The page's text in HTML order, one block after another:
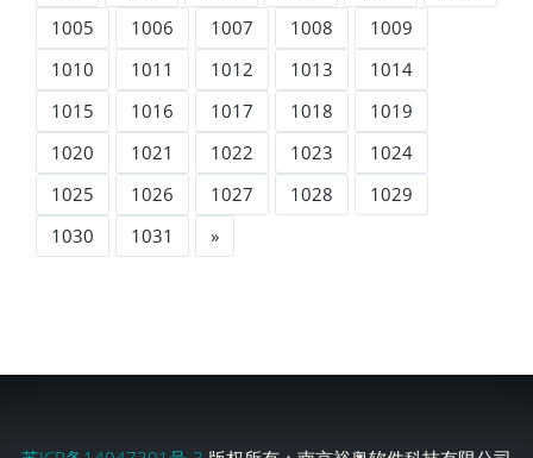
1005
1006 1007 1008
1009
1010
1011 1012 1013
1014
1015
1016 1017 1018
1019
1020
1021 1022 1023
1024
1025
1026 1027 1028
1029
1030
1031 »